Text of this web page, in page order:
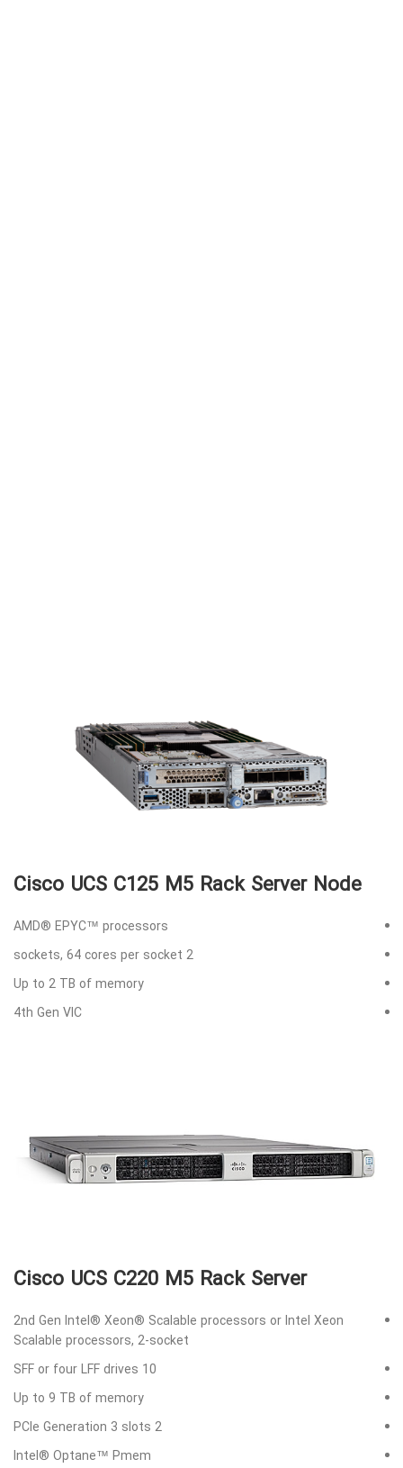
Cisco UCS C125 M5 Rack Server Node
AMD® EPYC™ processors
2 sockets, 64 cores per socket
Up to 2 TB of memory
4th Gen VIC
Cisco UCS C220 M5 Rack Server
2nd Gen Intel® Xeon® Scalable processors or Intel Xeon
Scalable processors, 2-socket
10 SFF or four LFF drives
Up to 9 TB of memory
2 PCIe Generation 3 slots
Intel® Optane™ Pmem